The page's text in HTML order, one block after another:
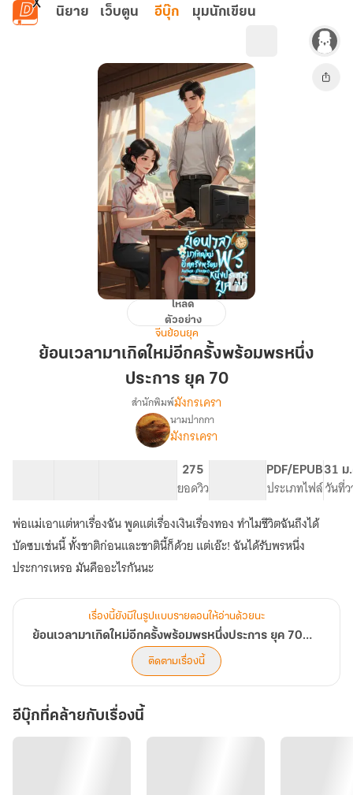
ข้ามไปยังเนื้อหาหลัก
นิยาย เว็บตูน อีบุ๊ก มุมนักเขียน
มา
พร
ประการ
ยุค
70
โหลด
ตัวอย่าง
จีนย้อนยุค
ย้อนเวลามาเกิดใหม่อีกครั้งพร้อมพรหนึ่ง
ประการ ยุค 70
เรื่อง
ย้อน
เวลา
มา
เกิด
ใหม่
อีก
ครั้ง
พร้อม
ประการ
ยุค
70
(มี
E-
BOOK)
สำนักพิมพ์มังกรเครา
นามปากกา
มังกรเครา
275
ยอดวิว
PDF/EPUB
ประเภทไฟล์
31 ม
วันที่
พ่อแม่เอาแต่หาเรื่องฉัน พูดแต่เรื่องเงินเรื่องทอง ทำไมชีวิตฉันถึงได้
บัดซบเช่นนี้ ทั้งชาติก่อนและชาตินี้ก็ด้วย แต่เอ๊ะ! ฉันได้รับพรหนึ่ง
ประการเหรอ มันคืออะไรกันนะ
เรื่องนี้ยังมีในรูปแบบรายตอนให้อ่านด้วยนะ
ย้อนเวลามาเกิดใหม่อีกครั้งพร้อมพรหนึ่งประการ ยุค 70 (มี E-BOOK)
ติดตามเรื่องนี้
อีบุ๊กที่คล้ายกับเรื่องนี้